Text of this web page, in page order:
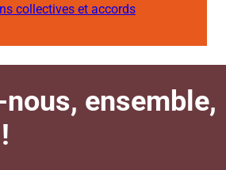
collectives et accords
ensemble,